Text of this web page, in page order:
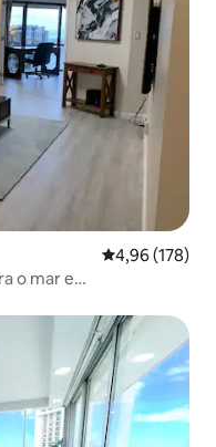
Classificação
4,96 (178)
o mar e